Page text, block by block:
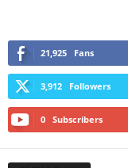
21,925 Fans
3,912 Followers
0 Subscribers